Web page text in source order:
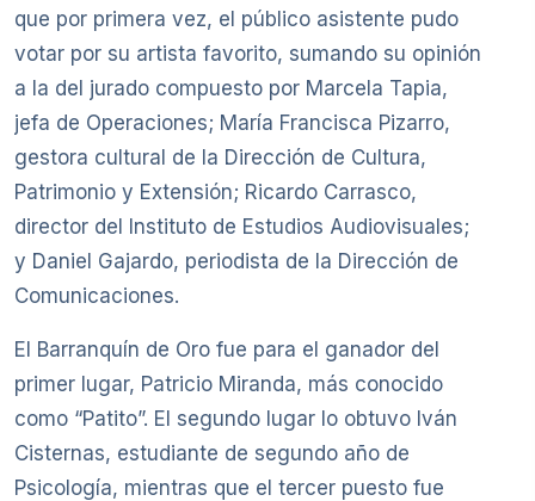
que por primera vez, el público asistente pudo
votar por su artista favorito, sumando su opinión
a la del jurado compuesto por Marcela Tapia,
jefa de Operaciones; María Francisca Pizarro,
gestora cultural de la Dirección de Cultura,
Patrimonio y Extensión; Ricardo Carrasco,
director del Instituto de Estudios Audiovisuales;
y Daniel Gajardo, periodista de la Dirección de
Comunicaciones.
El Barranquín de Oro fue para el ganador del
primer lugar, Patricio Miranda, más conocido
como “Patito”. El segundo lugar lo obtuvo Iván
Cisternas, estudiante de segundo año de
Psicología, mientras que el tercer puesto fue